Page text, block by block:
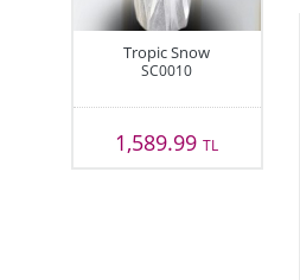
Tropic Snow
SC0010
1,589.99TL